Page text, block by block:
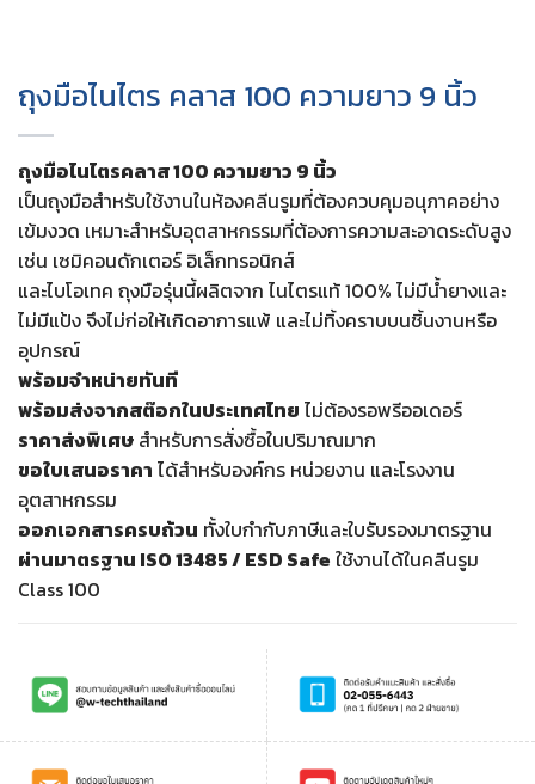
ถุงมือไนไตร คลาส 100 ความยาว 9 นิ้ว
ถุงมือไนไตรคลาส 100 ความยาว 9 นิ้ว
เป็นถุงมือสำหรับใช้งานในห้องคลีนรูมที่ต้องควบคุมอนุภาคอย่าง
เข้มงวด เหมาะสำหรับอุตสาหกรรมที่ต้องการความสะอาดระดับสูง
เช่น เซมิคอนดักเตอร์ อิเล็กทรอนิกส์
และไบโอเทค ถุงมือรุ่นนี้ผลิตจาก ไนไตรแท้ 100% ไม่มีน้ำยางและ
ไม่มีแป้ง จึงไม่ก่อให้เกิดอาการแพ้ และไม่ทิ้งคราบบนชิ้นงานหรือ
อุปกรณ์
พร้อมจำหน่ายทันที
พร้อมส่งจากสต๊อกในประเทศไทย ไม่ต้องรอพรีออเดอร์
ราคาส่งพิเศษ สำหรับการสั่งซื้อในปริมาณมาก
ขอใบเสนอราคา ได้สำหรับองค์กร หน่วยงาน และโรงงาน
อุตสาหกรรม
ออกเอกสารครบถ้วน ทั้งใบกำกับภาษีและใบรับรองมาตรฐาน
ผ่านมาตรฐาน ISO 13485 / ESD Safe ใช้งานได้ในคลีนรูม
Class 100